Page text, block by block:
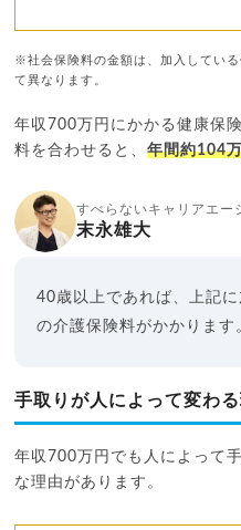
※社会保険料の金額は、加入してい
て異なります。
年収700万円にかかる健康保
料を合わせると、年間約104
すべらないキャリアエー
末永雄大
40歳以上であれば、上記
の介護保険料がかかります
手取りが人によって変わ
年収700万円でも人によって
な理由があります。